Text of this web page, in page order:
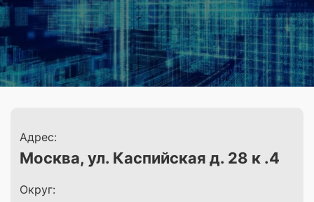
Адрес:
Москва, ул. Каспийская д. 28 к .4
Округ: